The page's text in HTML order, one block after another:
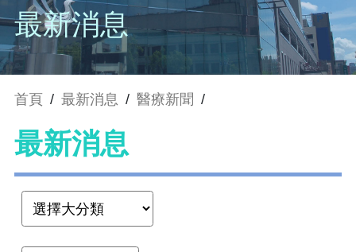
最新消息
首頁 / 最新消息 / 醫療新聞 /
最新消息